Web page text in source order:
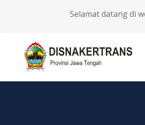
Selamat datang di